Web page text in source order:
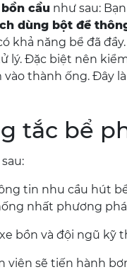
cầu như sau:
dùng bột để
khả năng bể đã
lý. Đặc biệt nên
thành ống. Đây
tắc bể
tin nhu cầu hút
nhất phương
bồn và đội ngũ kỹ
viên sẽ tiến hành